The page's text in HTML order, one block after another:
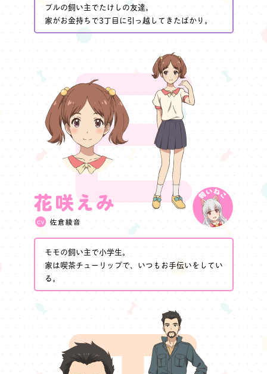
ブルの飼い主でたけしの友達。
家がお金持ちで3丁目に引っ越してきたばかり。
モモの飼い主で小学生。
家は喫茶チューリップで、いつもお手伝いをしてい
る。